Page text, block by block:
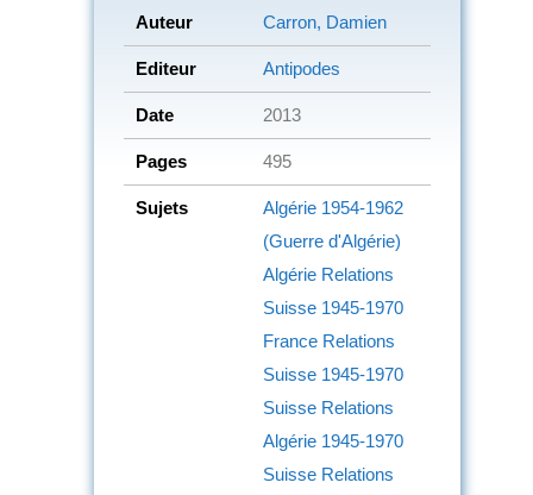
Auteur Carron, Damien
Editeur Antipodes
Date 2013
Pages 495
Sujets Algérie 1954-1962
(Guerre d'Algérie)
Algérie Relations
Suisse 1945-1970
France Relations
Suisse 1945-1970
Suisse Relations
Algérie 1945-1970
Suisse Relations